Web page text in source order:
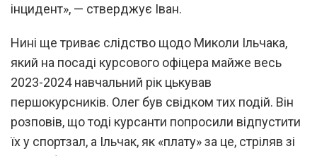
інцидент», — стверджує Іван.
Нині ще триває слідство щодо Миколи Ільчака,
який на посаді курсового офіцера майже весь
2023-2024 навчальний рік цькував
першокурсників. Олег був свідком тих подій. Він
розповів, що тоді курсанти попросили відпустити
їх у спортзал, а Ільчак, як «плату» за це, стріляв зі